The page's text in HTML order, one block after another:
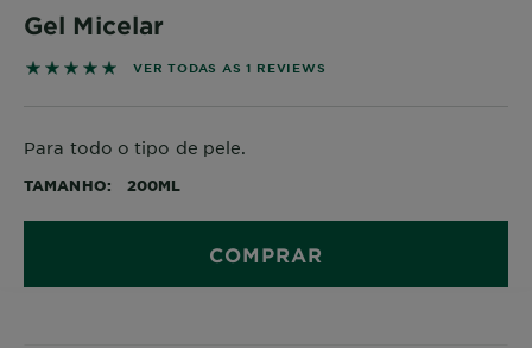
Gel Micelar
5 out of 5 stars based on reviews
VER TODAS AS 1 REVIEWS
Para todo o tipo de pele.
TAMANHO 200ML
COMPRAR